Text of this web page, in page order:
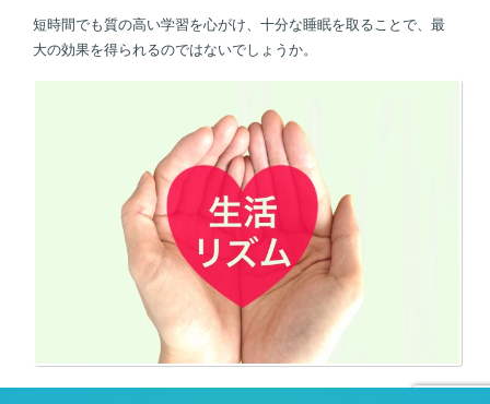
短時間でも質の高い学習を心がけ、十分な睡眠を取ることで、最
大の効果を得られるのではないでしょうか。